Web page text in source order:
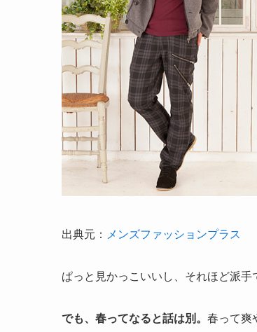
出典元： メンズファッションプラス
ぱっと見かっこいいし、それほど派手
でも、春ってなると話は別。 春って爽